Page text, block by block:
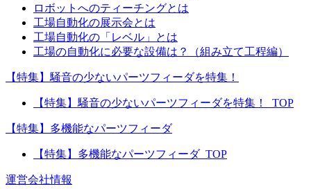
ロボットへのティーチングとは
工場自動化の展示会とは
工場自動化の「レベル」とは
工場の自動化に必要な設備は？（組み立て工程編）
【特集】騒音の少ないパーツフィーダを特集！
【特集】騒音の少ないパーツフィーダを特集！_TOP
【特集】多機能なパーツフィーダ
【特集】多機能なパーツフィーダ_TOP
運営会社情報